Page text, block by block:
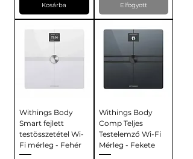
Kosárba Elfogyott
Withings Body
Smart fejlett
testösszetétel Wi-
Fi mérleg - Fehér
Withings Body
Comp Teljes
Testelemző Wi-Fi
Mérleg - Fekete